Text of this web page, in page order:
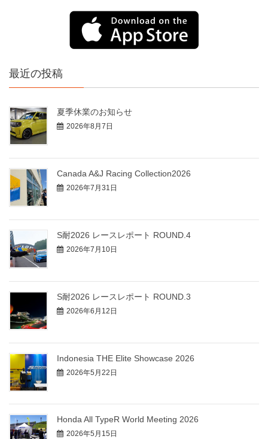
最近の投稿
夏季休業のお知らせ
2026年8月7日
Canada A&J Racing Collection2026
2026年7月31日
S耐2026 レースレポート ROUND.4
2026年7月10日
S耐2026 レースレポート ROUND.3
2026年6月12日
Indonesia THE Elite Showcase 2026
2026年5月22日
Honda All TypeR World Meeting 2026
2026年5月15日